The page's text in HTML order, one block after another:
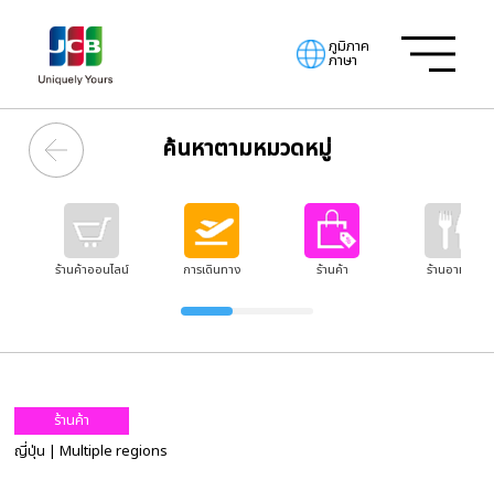
ภูมิภาค
ภาษา
ค้นหาตามหมวดหมู่
ร้านค้าออนไลน์ การเดินทาง ร้านค้า ร้านอาหาร
ร้านค้า
ญี่ปุ่น | Multiple regions